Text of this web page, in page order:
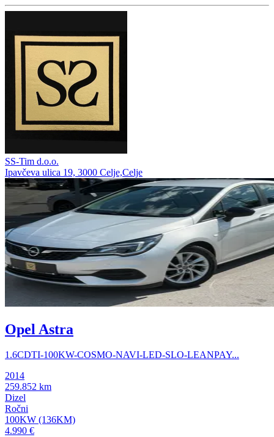
SS-Tim d.o.o.
Ipavčeva ulica 19, 3000 Celje,Celje
Opel Astra
1.6CDTI-100KW-COSMO-NAVI-LED-SLO-LEANPAY...
2014
259.852 km
Dizel
Ročni
100KW (136KM)
4.990 €